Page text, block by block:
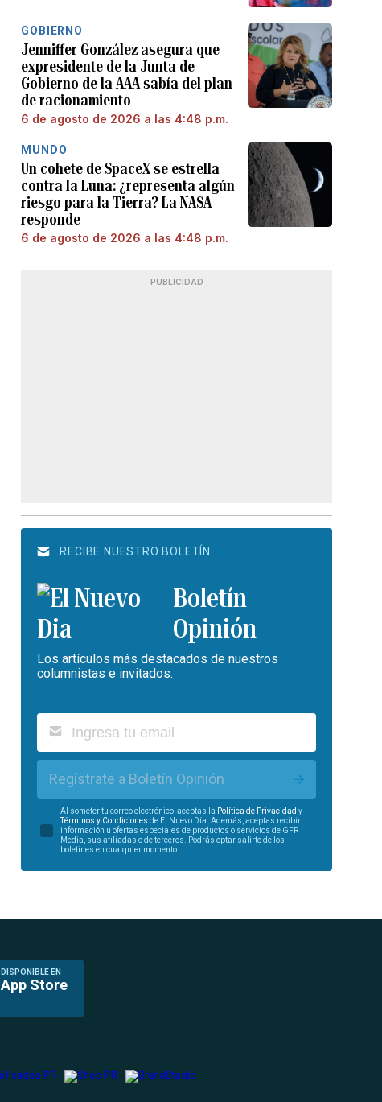
GOBIERNO
Jenniffer González asegura que
expresidente de la Junta de
Gobierno de la AAA sabía del plan
de racionamiento
6 de agosto de 2026 a las 4:48 p.m.
MUNDO
Un cohete de SpaceX se estrella
contra la Luna: ¿representa algún
riesgo para la Tierra? La NASA
responde
6 de agosto de 2026 a las 4:48 p.m.
PUBLICIDAD
RECIBE NUESTRO BOLETÍN
Boletín
Opinión
Los artículos más destacados de nuestros
columnistas e invitados.
Regístrate a Boletín Opinión
Al someter tu correo electrónico, aceptas la Política de Privacidad y
Términos y Condiciones de El Nuevo Día. Además, aceptas recibir
información u ofertas especiales de productos o servicios de GFR
Media, sus afiliadas o de terceros. Podrás optar salirte de los
boletines en cualquier momento.
DISPONIBLE EN
App Store